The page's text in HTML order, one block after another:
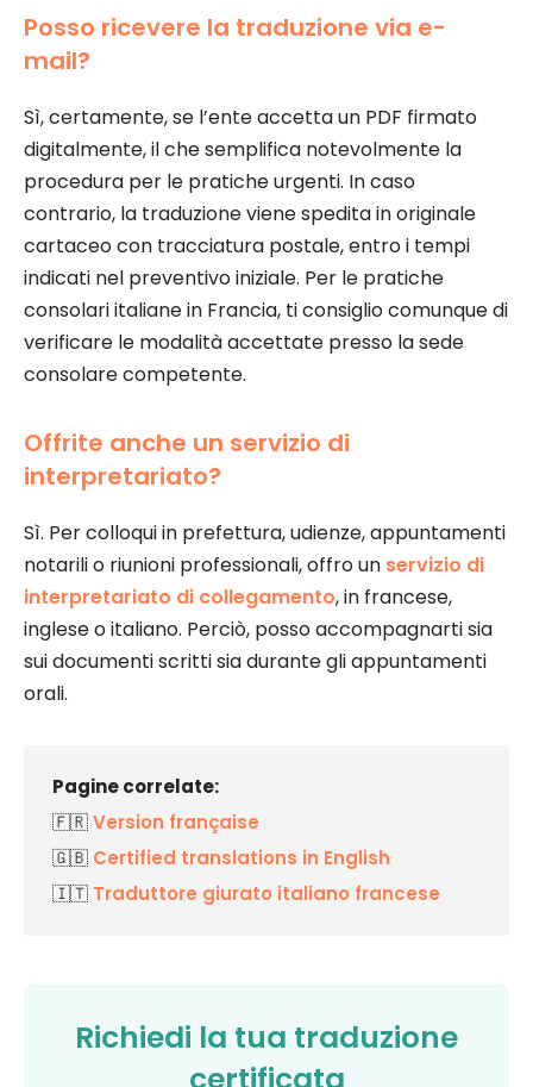
Posso ricevere la traduzione via e-
mail?
Sì, certamente, se l’ente accetta un PDF firmato
digitalmente, il che semplifica notevolmente la
procedura per le pratiche urgenti. In caso
contrario, la traduzione viene spedita in originale
cartaceo con tracciatura postale, entro i tempi
indicati nel preventivo iniziale. Per le pratiche
consolari italiane in Francia, ti consiglio comunque di
verificare le modalità accettate presso la sede
consolare competente.
Offrite anche un servizio di
interpretariato?
Sì. Per colloqui in prefettura, udienze, appuntamenti
notarili o riunioni professionali, offro un servizio di
interpretariato di collegamento, in francese,
inglese o italiano. Perciò, posso accompagnarti sia
sui documenti scritti sia durante gli appuntamenti
orali.
Pagine correlate:
🇫🇷Version française
🇬🇧 Certified translations in English
🇮🇹 Traduttore giurato italiano francese
Richiedi la tua traduzione